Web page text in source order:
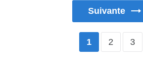
Suivante
1 2 3